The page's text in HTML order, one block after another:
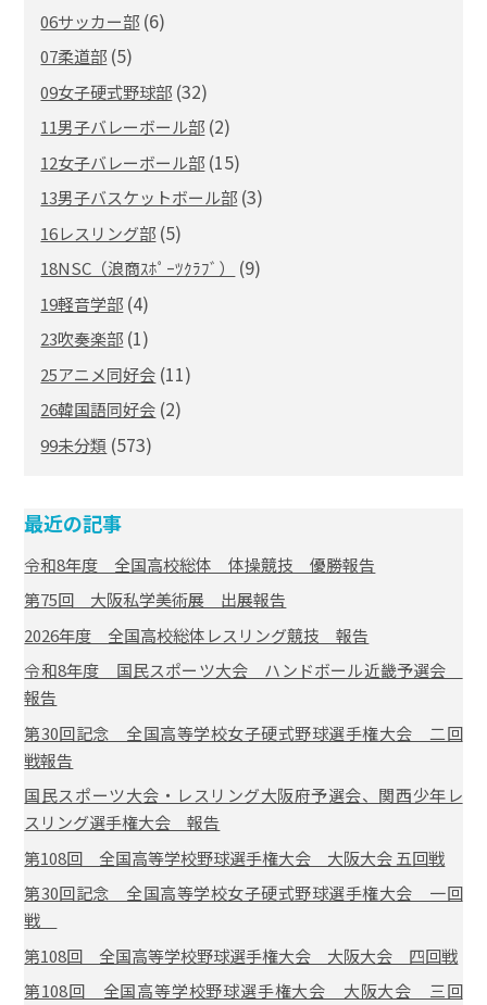
06サッカー部 (6)
07柔道部 (5)
09女子硬式野球部 (32)
11男子バレーボール部 (2)
12女子バレーボール部 (15)
13男子バスケットボール部 (3)
16レスリング部 (5)
18NSC（浪商ｽﾎﾟｰﾂｸﾗﾌﾞ） (9)
19軽音学部 (4)
23吹奏楽部 (1)
25アニメ同好会 (11)
26韓国語同好会 (2)
99未分類 (573)
最近の記事
令和8年度 全国高校総体 体操競技 優勝報告
第75回 大阪私学美術展 出展報告
2026年度 全国高校総体レスリング競技 報告
令和8年度 国民スポーツ大会 ハンドボール近畿予選会
報告
第30回記念 全国高等学校女子硬式野球選手権大会 二回
戦報告
国民スポーツ大会・レスリング大阪府予選会、関西少年レ
スリング選手権大会 報告
第108回 全国高等学校野球選手権大会 大阪大会 五回戦
第30回記念 全国高等学校女子硬式野球選手権大会 一回
戦
第108回 全国高等学校野球選手権大会 大阪大会 四回戦
第108回 全国高等学校野球選手権大会 大阪大会 三回